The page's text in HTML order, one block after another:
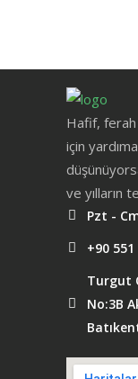
Hafif, ferah
için
ve yılların
Pzt -
+90
Turgut
No:3B